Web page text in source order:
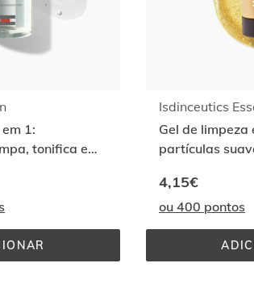
1:
tonifica e
MICELLAR
SOLUTION
Isdinceutics
Gel de limpeza
partículas
4,15€
ou 400 pontos